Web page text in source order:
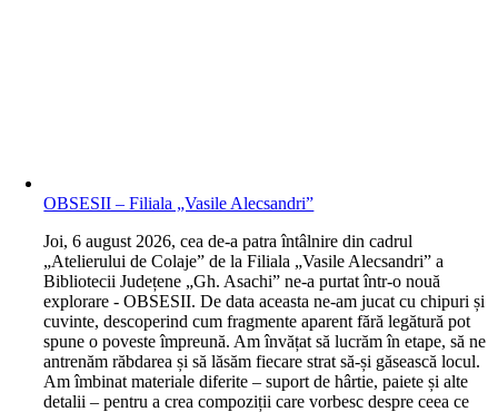
OBSESII – Filiala „Vasile Alecsandri”
Joi, 6 august 2026, cea de-a patra întâlnire din cadrul
„Atelierului de Colaje” de la Filiala „Vasile Alecsandri” a
Bibliotecii Județene „Gh. Asachi” ne-a purtat într-o nouă
explorare - OBSESII. De data aceasta ne-am jucat cu chipuri și
cuvinte, descoperind cum fragmente aparent fără legătură pot
spune o poveste împreună. Am învățat să lucrăm în etape, să ne
antrenăm răbdarea și să lăsăm fiecare strat să-și găsească locul.
Am îmbinat materiale diferite – suport de hârtie, paiete și alte
detalii – pentru a crea compoziții care vorbesc despre ceea ce